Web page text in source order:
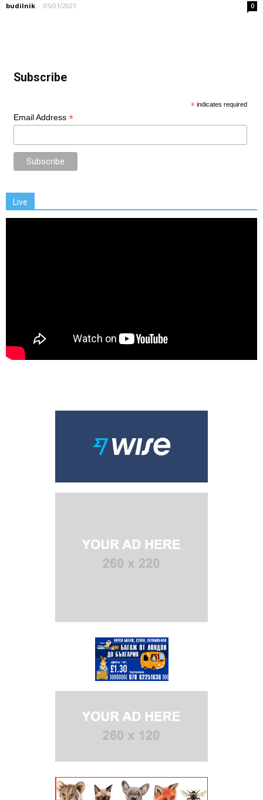
budilnik - 05/01/2021 0
Subscribe
* indicates required
Email Address *
Live